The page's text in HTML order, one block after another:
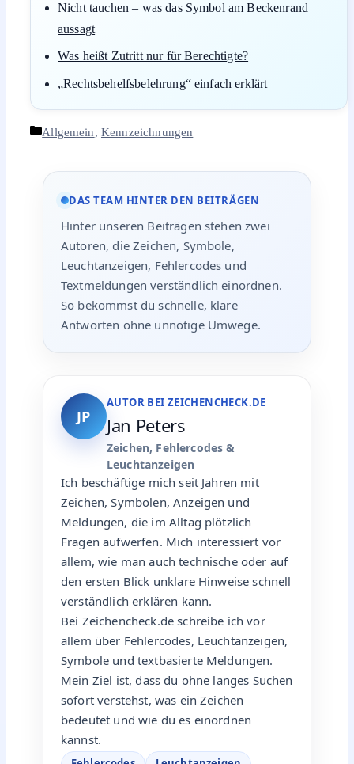
Nicht tauchen – was das Symbol am Beckenrand
aussagt
Was heißt Zutritt nur für Berechtigte?
„Rechtsbehelfsbelehrung“ einfach erklärt
Kategorien
Allgemein, Kennzeichnungen
DAS TEAM HINTER DEN BEITRÄGEN
Hinter unseren Beiträgen stehen zwei
Autoren, die Zeichen, Symbole,
Leuchtanzeigen, Fehlercodes und
Textmeldungen verständlich einordnen.
So bekommst du schnelle, klare
Antworten ohne unnötige Umwege.
JP
AUTOR BEI ZEICHENCHECK.DE
Jan Peters
Zeichen, Fehlercodes &
Leuchtanzeigen
Ich beschäftige mich seit Jahren mit
Zeichen, Symbolen, Anzeigen und
Meldungen, die im Alltag plötzlich
Fragen aufwerfen. Mich interessiert vor
allem, wie man auch technische oder auf
den ersten Blick unklare Hinweise schnell
verständlich erklären kann.
Bei Zeichencheck.de schreibe ich vor
allem über Fehlercodes, Leuchtanzeigen,
Symbole und textbasierte Meldungen.
Mein Ziel ist, dass du ohne langes Suchen
sofort verstehst, was ein Zeichen
bedeutet und wie du es einordnen
kannst.